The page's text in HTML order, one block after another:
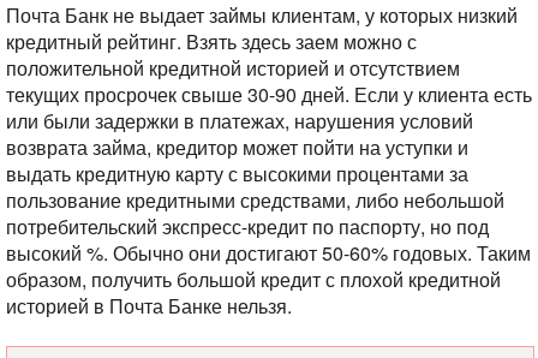
Почта Банк не выдает займы клиентам, у которых низкий
кредитный рейтинг. Взять здесь заем можно с
положительной кредитной историей и отсутствием
текущих просрочек свыше 30-90 дней. Если у клиента есть
или были задержки в платежах, нарушения условий
возврата займа, кредитор может пойти на уступки и
выдать кредитную карту с высокими процентами за
пользование кредитными средствами, либо небольшой
потребительский экспресс-кредит по паспорту, но под
высокий %. Обычно они достигают 50-60% годовых. Таким
образом, получить большой кредит с плохой кредитной
историей в Почта Банке нельзя.